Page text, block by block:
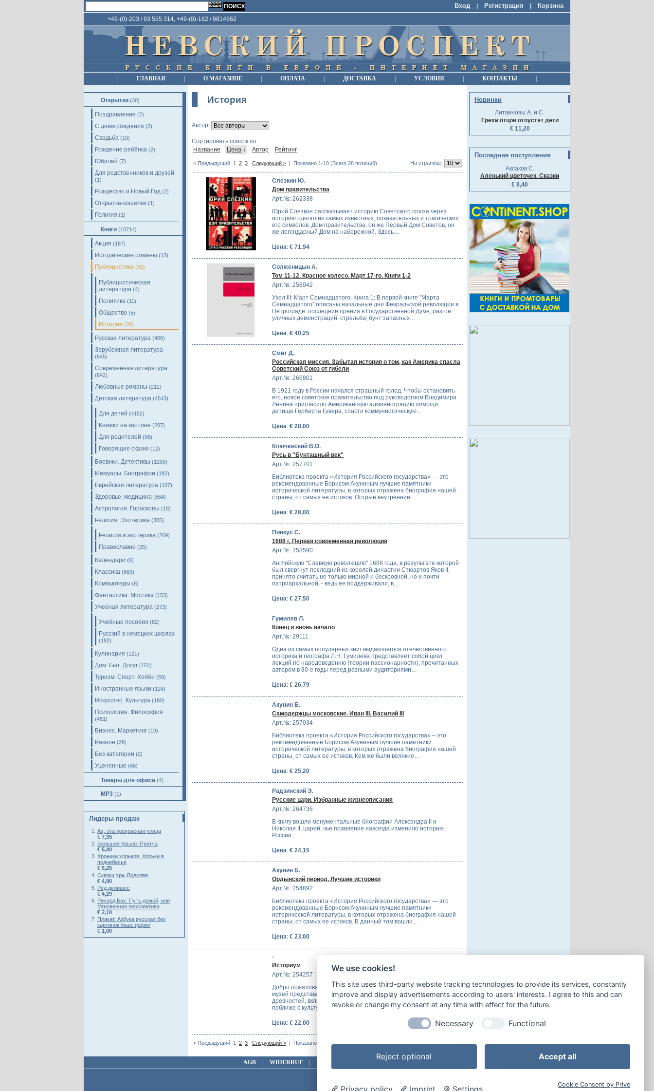
Вход Регистрация Корзина
+49-(0)-203 / 93 555 314, +49-(0)-162 / 9814662
ГЛАВНАЯ О МАГАЗИНЕ ОПЛАТА ДОСТАВКА УСЛОВИЯ КОНТАКТЫ
Открытки (30)
Поздравление (7)
С днём рождения (2)
Свадьба (10)
Рождение ребёнка (2)
Юбилей (7)
Для родственников и друзей
(1)
Рождество и Новый Год (2)
Открытка-кошелёк (1)
Религия (1)
Книги (10714)
Акция (167)
Исторические романы (12)
Публицистика (60)
Публицистическая
литература (4)
Политика (11)
Общество (5)
История (28)
Русская литература (466)
Зарубежная литература
(645)
Современная литература
(642)
Любовные романы (212)
Детская литература (4543)
Для детей (4152)
Книжки на картоне (207)
Для родителей (96)
Говорящие сказки (12)
Боевики. Детективы (1200)
Мемуары. Биографии (192)
Еврейская литература (107)
Здоровье, медицина (664)
Астрология. Гороскопы (18)
Религия. Эзотерика (305)
Религия и эзотерика (269)
Православие (25)
Календари (6)
Классика (669)
Компьютеры (8)
Фантастика. Мистика (153)
Учебная литература (273)
Учебные пособия (82)
Русский в немецких школах
(182)
Кулинария (121)
Дом. Быт. Досуг (154)
Туризм. Спорт. Хобби (69)
Иностранные языки (124)
Искусство. Культура (180)
Психология. Философия
(451)
Бизнес. Маркетинг (19)
Разное (28)
Без категории (2)
Уцененные (66)
Товары для офиса (4)
MP3 (1)
Лидеры продаж
Ах, эта прекрасная улица
€ 7,35
Большое Крыло: Притча
€ 5,40
Хроники хорьков. Хорьки в
поднебесье
€ 5,25
Сказки эры Водолея
€ 4,90
Ред делишес
€ 4,29
Ричард Бах: Путь домой, или
Мгновенная перспектива
€ 2,10
Плакат. Азбука русская без
картинок /мал. форм/
€ 1,00
История
Автор:
Сортировать список по:
Название
Цена ↓ Автор Рейтинг
< Предыдущий 1 2 3 Следующий > | Показано 1-10 (Всего 28 позиций) На странице:
Слезкин Ю.
Дом правительства
Арт.№: 262338
Юрий Слезкин рассказывает историю Советского союза через
историю одного из самых известных, показательных и трагических
его символов. Дом правительства, он же Первый Дом Советов, он
же легендарный Дом на набережной. Здесь…
Цена: € 71,94
Солженицын А.
Том 11-12. Красное колесо. Март 17-го. Книги 1-2
Арт.№: 258042
Узел III: Март Семнадцатого. Книга 1: В первой книге "Марта
Семнадцатого" описаны начальные дни Февральской революции в
Петрограде: последние прения в Государственной Думе; разгон
уличных демонстраций, стрельба; бунт запасных…
Цена: € 40,25
Смит Д.
Российская миссия. Забытая история о том, как Америка спасла
Советский Союз от гибели
Арт.№: 266801
В 1921 году в России начался страшный голод. Чтобы остановить
его, новое советское правительство под руководством Владимира
Ленина пригласило Американскую администрацию помощи,
детище Герберта Гувера, спасти коммунистическую…
Цена: € 28,00
Ключевский В.О.
Русь в "Бунташный век"
Арт.№: 257701
Библиотека проекта «История Российского государства» — это
рекомендованные Борисом Акуниным лучшие памятники
исторической литературы, в которых отражена биография нашей
страны, от самых ее истоков. Острые внутренние…
Цена: € 28,00
Пинкус С.
1688 г. Первая современная революция
Арт.№: 258590
Английскую "Славную революцию" 1688 года, в результате которой
был свергнут последний из королей династии Стюартов Яков II,
принято считать не только мирной и бескровной, но и почти
патриархальной, - ведь ее поддерживали, в…
Цена: € 27,50
Гумилев Л.
Конец и вновь начало
Арт.№: 29111
Одна из самых популярных книг выдающегося отечественного
историка и географа Л.Н. Гумилева представляет собой цикл
лекций по народоведению (теории пассионарности), прочитанных
автором в 80-е годы перед разными аудиториями…
Цена: € 26,79
Акунин Б.
Самодержцы московские. Иван III. Василий III
Арт.№: 257034
Библиотека проекта «История Российского государства» – это
рекомендованные Борисом Акуниным лучшие памятники
исторической литературы, в которых отражена биография нашей
страны, от самых ее истоков. Кем же были великие…
Цена: € 25,20
Радзинский Э.
Русские цари. Избранные жизнеописания
Арт.№: 264736
В книгу вошли монументальные биографии Александра II и
Николая II, царей, чье правление навсегда изменило историю
России.
Цена: € 24,15
Акунин Б.
Ордынский период. Лучшие историки
Арт.№: 254892
Библиотека проекта «История Российского государства» — это
рекомендованные Борисом Акуниным лучшие памятники
исторической литературы, в которых отражена биография нашей
страны, от самых ее истоков. В данный том вошли…
Цена: € 23,00
-
Историум
Арт.№: 254257
Добро пожаловать в наш «Историум». Этот постоянно открытый
музей представляет посетителям удивительную коллекцию
древностей, включающую более 130 экспонатов. Познакомьтесь
поближе с культурами разных народов, великими…
Цена: € 22,00
< Предыдущий 1 2 3 Следующий > | Показано 1-10 (Всего 28 позиций)
Новинки
Литвиновы А. и С.
Грехи отцов отпустят дети
€ 11,20
Последние поступления
Аксаков С.
Аленький цветочек. Сказки
€ 8,40
AGB WIDERRUF DATENSCHUTZ IMPRESSUM
We use cookies!
This site uses third-party website tracking technologies to provide its services, constantly
improve and display advertisements according to users' interests. I agree to this and can
revoke or change my consent at any time with effect for the future.
Necessary Functional
Reject optional Accept all
Privacy policy Imprint Settings Cookie Consent by Prive